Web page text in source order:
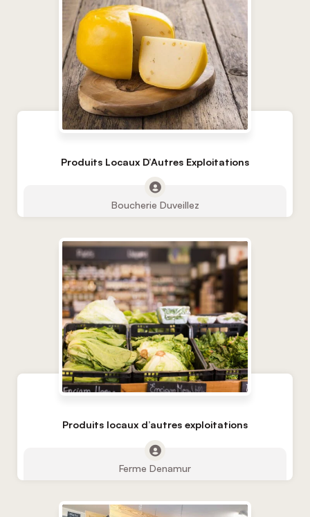
Produits Locaux D’Autres Exploitations
Boucherie Duveillez
Produits locaux d’autres exploitations
Ferme Denamur